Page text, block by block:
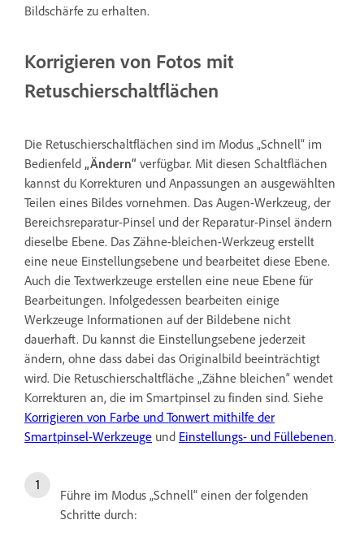
Bildschärfe zu erhalten.
Korrigieren von Fotos mit
Retuschierschaltflächen
Die Retuschierschaltflächen sind im Modus „Schnell“ im
Bedienfeld „Ändern“ verfügbar. Mit diesen Schaltflächen
kannst du Korrekturen und Anpassungen an ausgewählten
Teilen eines Bildes vornehmen. Das Augen-Werkzeug, der
Bereichsreparatur-Pinsel und der Reparatur-Pinsel ändern
dieselbe Ebene. Das Zähne-bleichen-Werkzeug erstellt
eine neue Einstellungsebene und bearbeitet diese Ebene.
Auch die Textwerkzeuge erstellen eine neue Ebene für
Bearbeitungen. Infolgedessen bearbeiten einige
Werkzeuge Informationen auf der Bildebene nicht
dauerhaft. Du kannst die Einstellungsebene jederzeit
ändern, ohne dass dabei das Originalbild beeinträchtigt
wird. Die Retuschierschaltfläche „Zähne bleichen“ wendet
Korrekturen an, die im Smartpinsel zu finden sind. Siehe
Korrigieren von Farbe und Tonwert mithilfe der
Smartpinsel-Werkzeuge und Einstellungs- und Füllebenen.
Führe im Modus „Schnell“ einen der folgenden
Schritte durch: